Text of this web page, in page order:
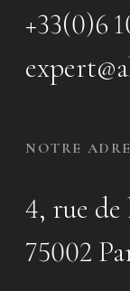
+33(0)6
NOTRE
4, rue de
75002